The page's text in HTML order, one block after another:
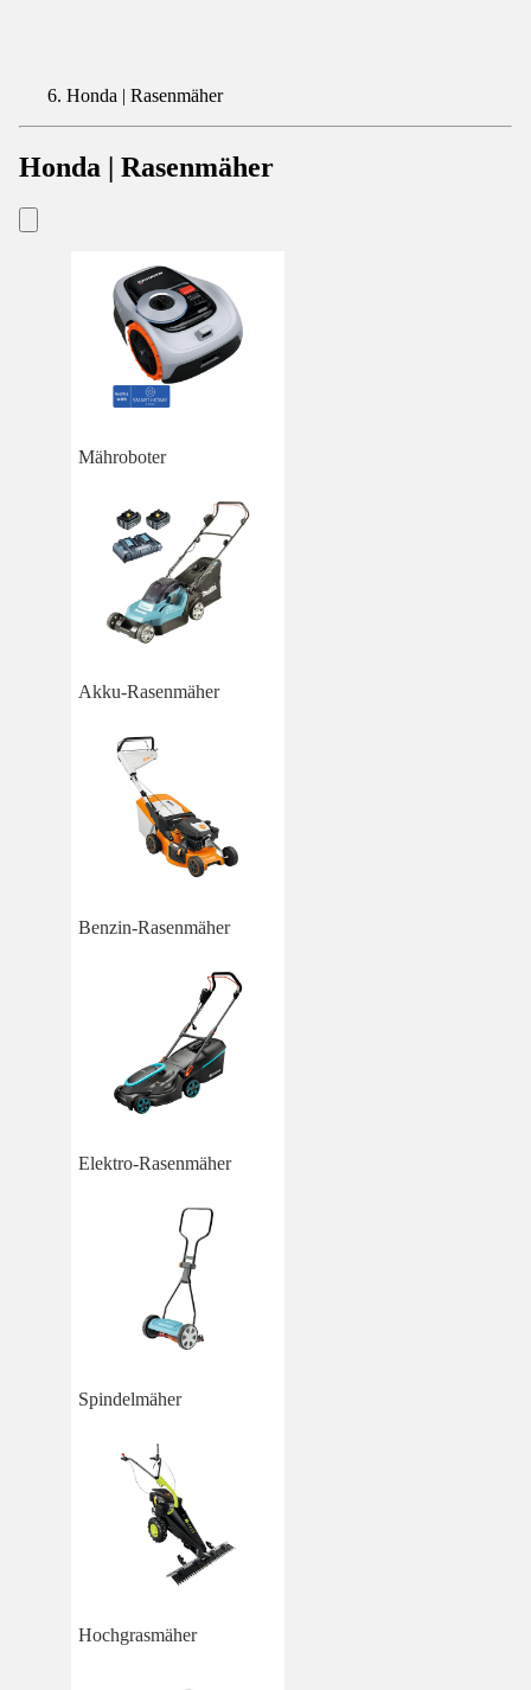
Honda | Rasenmäher
Honda | Rasenmäher
Mähroboter
Akku-Rasenmäher
Benzin-Rasenmäher
Elektro-Rasenmäher
Spindelmäher
Hochgrasmäher